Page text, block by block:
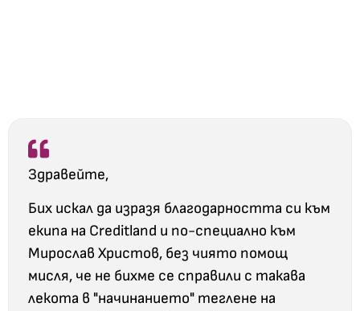
Здравейте,
Бих искал да изразя благодарността си към
екипа на Creditland и по-специално към
Мирослав Христов, без чиято помощ
мисля, че не бихме се справили с такава
лекота в "начинанието" теглене на